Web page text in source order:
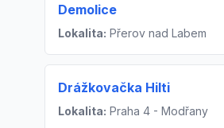
Demolice
Lokalita: Přerov nad Labem
Drážkovačka Hilti
Lokalita: Praha 4 - Modřany